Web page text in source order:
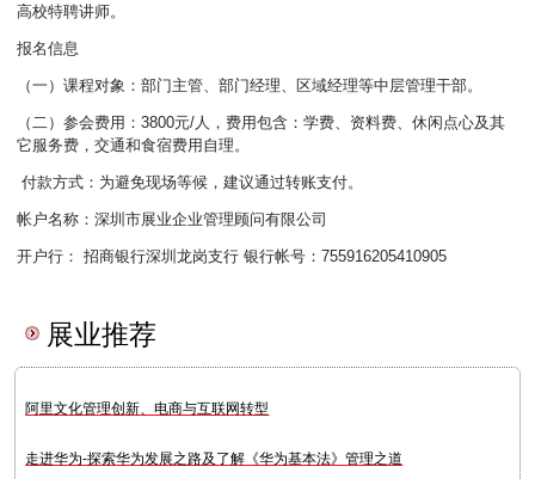
高校特聘讲师。
报名信息
（一）课程对象：部门主管、部门经理、区域经理等中层管理干部。
（二）参会费用：3800元/人，费用包含：学费、资料费、休闲点心及其
它服务费，交通和食宿费用自理。
付款方式：为避免现场等候，建议通过转账支付。
帐户名称：深圳市展业企业管理顾问有限公司
开户行： 招商银行深圳龙岗支行 银行帐号：755916205410905
展业推荐
阿里文化管理创新、电商与互联网转型
走进华为-探索华为发展之路及了解《华为基本法》管理之道